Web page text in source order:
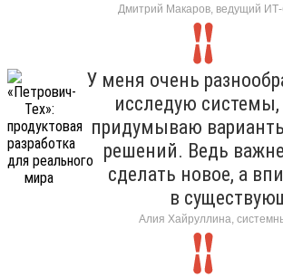
Дмитрий Макаров, ведущий ИТ-
У меня очень
исследую
придумываю
решений. Ведь
сделать новое, а
в
Алия Хайруллина,